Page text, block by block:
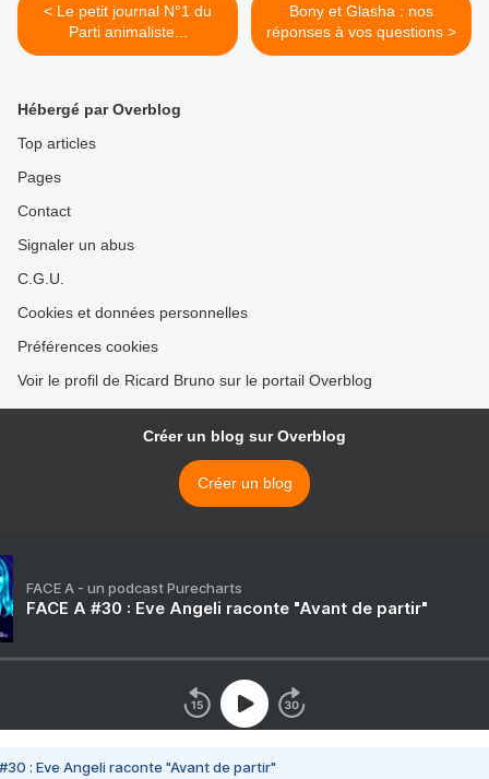
< Le petit journal N°1 du
Parti animaliste...
Bony et Glasha : nos
réponses à vos questions >
Hébergé par Overblog
Top articles
Pages
Contact
Signaler un abus
C.G.U.
Cookies et données personnelles
Préférences cookies
Voir le profil de Ricard Bruno sur le portail Overblog
Créer un blog sur Overblog
Créer un blog
FACE A - un podcast Purecharts
FACE A #30 : Eve Angeli raconte "Avant de partir"
#30 : Eve Angeli raconte "Avant de partir"